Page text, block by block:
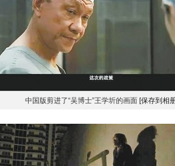
中国版剪进了“吴博士”王学圻的画面 [保存到相